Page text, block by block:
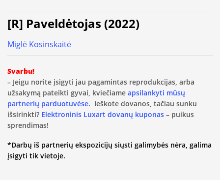
[R] Paveldėtojas (2022)
Miglė Kosinskaitė
Svarbu!
– Jeigu norite įsigyti jau pagamintas reprodukcijas, arba
užsakymą pateikti gyvai, kviečiame apsilankyti mūsų
partnerių parduotuvėse. Ieškote dovanos, tačiau sunku
išsirinkti? Elektroninis Luxart dovanų kuponas – puikus
sprendimas!
*Darbų iš partnerių ekspozicijų siųsti galimybės nėra, galima
įsigyti tik vietoje.